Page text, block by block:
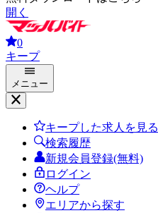
開く
0
キープ
メニュー
キープした求人を見る
検索履歴
新規会員登録(無料)
ログイン
ヘルプ
エリアから探す